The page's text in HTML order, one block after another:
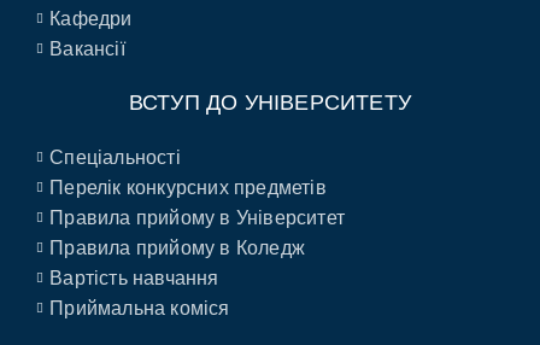
Кафедри
Вакансії
ВСТУП ДО УНІВЕРСИТЕТУ
Спеціальності
Перелік конкурсних предметів
Правила прийому в Університет
Правила прийому в Коледж
Вартість навчання
Приймальна коміся